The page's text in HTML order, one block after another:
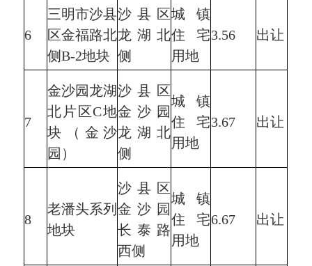
6
三明市沙县
区金福路北
侧B-2地块
沙县区
龙湖北
侧
城镇
住宅
用地
3.56 出让
7
金沙园龙湖
北片区C地
块（金沙
园）
沙县区
金沙园
龙湖北
侧
城镇
住宅
用地
3.67 出让
8
老潘头系列
地块
沙县区
金沙园
长泰路
西侧
城镇
住宅
用地
6.67 出让